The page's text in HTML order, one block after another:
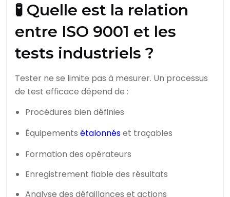
🧪 Quelle est la relation
entre ISO 9001 et les
tests industriels ?
Tester ne se limite pas à mesurer. Un processus
de test efficace dépend de :
Procédures bien définies
Équipements étalonnéset traçables
Formation des opérateurs
Enregistrement fiable des résultats
Analyse des défaillances et actions